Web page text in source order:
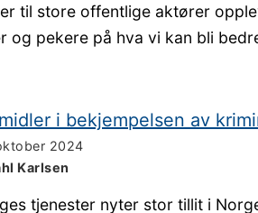
til store offentlige aktører
og pekere på hva vi kan bli
i bekjempelsen av
2024
Karlsen
tjenester nyter stor tillit i